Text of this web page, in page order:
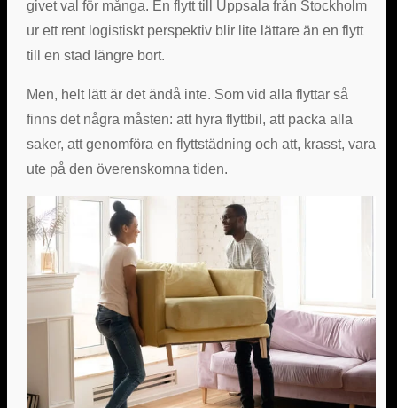
givet val för många. En flytt till Uppsala från Stockholm
ur ett rent logistiskt perspektiv blir lite lättare än en flytt
till en stad längre bort.
Men, helt lätt är det ändå inte. Som vid alla flyttar så
finns det några måsten: att hyra flyttbil, att packa alla
saker, att genomföra en flyttstädning och att, krasst, vara
ute på den överenskomna tiden.